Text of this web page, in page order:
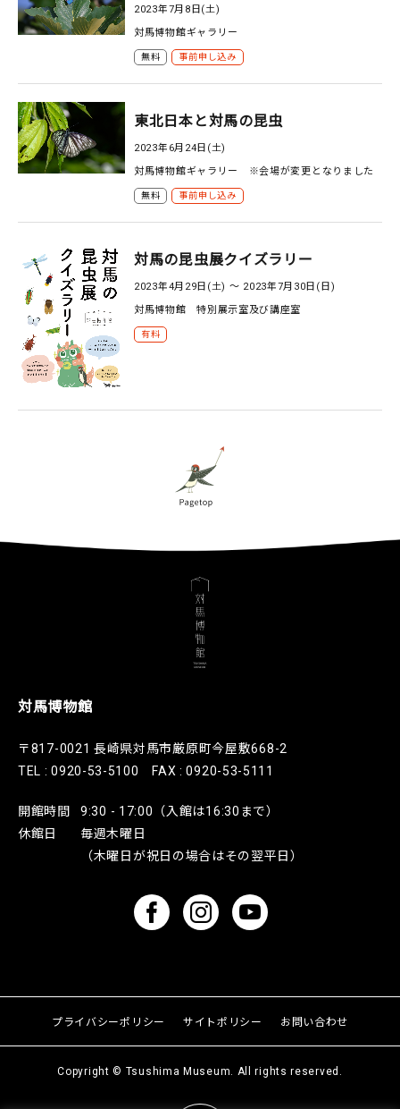
2023年7月8日(土)
対馬博物館ギャラリー
無料 事前申し込み
東北日本と対馬の昆虫
2023年6月24日(土)
対馬博物館ギャラリー ※会場が変更となりました
無料 事前申し込み
対馬の昆虫展クイズラリー
2023年4月29日(土) 〜 2023年7月30日(日)
対馬博物館 特別展示室及び講座室
有料
対馬博物館
〒817-0021 長崎県対馬市厳原町今屋敷668-2
TEL : 0920-53-5100 FAX : 0920-53-5111
開館時間
9:30 - 17:00（入館は16:30まで）
休館日
毎週木曜日
（木曜日が祝日の場合はその翌平日）
プライバシーポリシー サイトポリシー お問い合わせ
Copyright © Tsushima Museum. All rights reserved.